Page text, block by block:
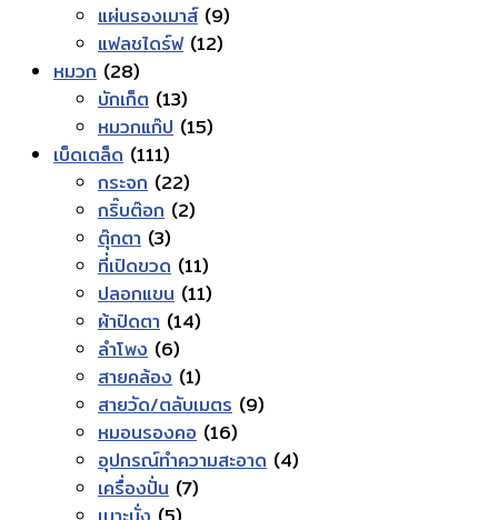
สินค้า
แผ่นรองเมาส์ 99
แฟลชไดร์ฟ 1212
หมวก 2828
สินค้า
บักเก็ต 1313
สินค้า
หมวกแก๊ป 1515
เบ็ดเตล็ด 111111
สินค้า
กระจก 2222
สินค้า
กริ๊บต๊อก 22
ตุ๊กตา 33
สินค้า
ที่เปิดขวด 1111
สินค้า
ปลอกแขน 1111
ผ้าปิดตา 1414
ลำโพง 66
สินค้า
สายคล้อง 11
สินค้า
สายวัด/ตลับเมตร 99
หมอนรองคอ 1616
สินค้า
อุปกรณ์ทำความสะอาด 44
เครื่องปั่น 77